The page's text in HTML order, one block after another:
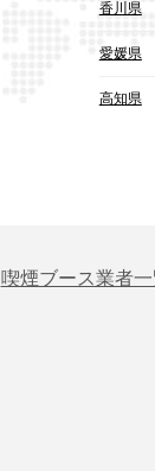
香川県
愛媛県
高知県
喫煙ブース業者